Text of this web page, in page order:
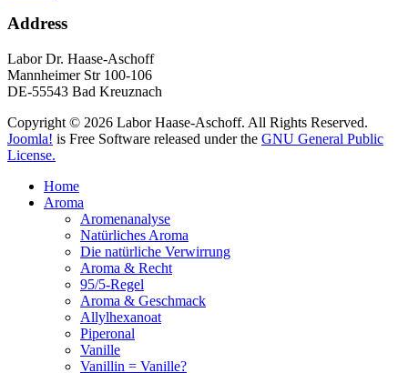
Address
Labor Dr. Haase-Aschoff
Mannheimer Str 100-106
DE-55543 Bad Kreuznach
Copyright © 2026 Labor Haase-Aschoff. All Rights Reserved.
Joomla! is Free Software released under the GNU General Public
License.
Home
Aroma
Aromenanalyse
Natürliches Aroma
Die natürliche Verwirrung
Aroma & Recht
95/5-Regel
Aroma & Geschmack
Allylhexanoat
Piperonal
Vanille
Vanillin = Vanille?